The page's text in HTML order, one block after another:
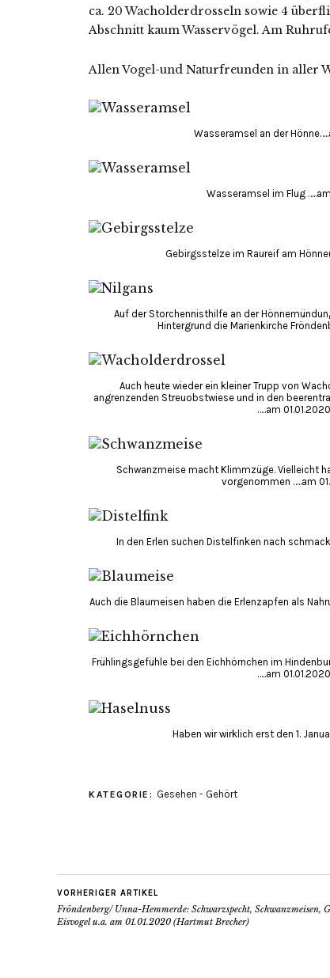
ca. 20 Wacholderdrosseln sowie 4
Abschnitt kaum Wasservögel. Am
Allen Vogel-und Naturfreunden in aller
Wasseramsel an der
Wasseramsel im Flug
Gebirgsstelze im Raureif am
Auf der Storchennisthilfe an der
Hintergrund die Marienkirche
Auch heute wieder ein kleiner Trupp von
angrenzenden Streuobstwiese und in den
…..am
Schwanzmeise macht Klimmzüge. Vielleicht
vorgenommen …..am
In den Erlen suchen Distelfinken nach
Auch die Blaumeisen haben die Erlenzapfen als
Frühlingsgefühle bei den Eichhörnchen im
…..am
Haben wir wirklich erst den 1.
KATEGORIE: Gesehen - Gehört
VORHERIGER ARTIKEL
Fröndenberg/ Unna-Hemmerde: Schwarzspecht, Schwanzmeisen,
Eisvogel u.a. am 01.01.2020 (Hartmut Brecher)